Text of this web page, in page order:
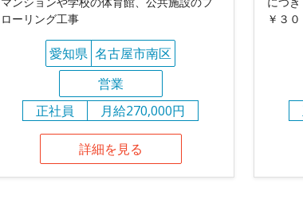
ローリング工事
愛知県 名古屋市南区
営業
正社員
月給270,000円
詳細を見る
￥３